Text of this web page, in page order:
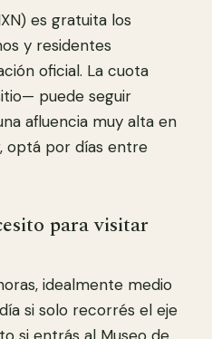
es gratuita los
y residentes
oficial. La cuota
puede seguir
afluencia muy alta en
optá por días entre
para visitar
idealmente medio
si solo recorrés el eje